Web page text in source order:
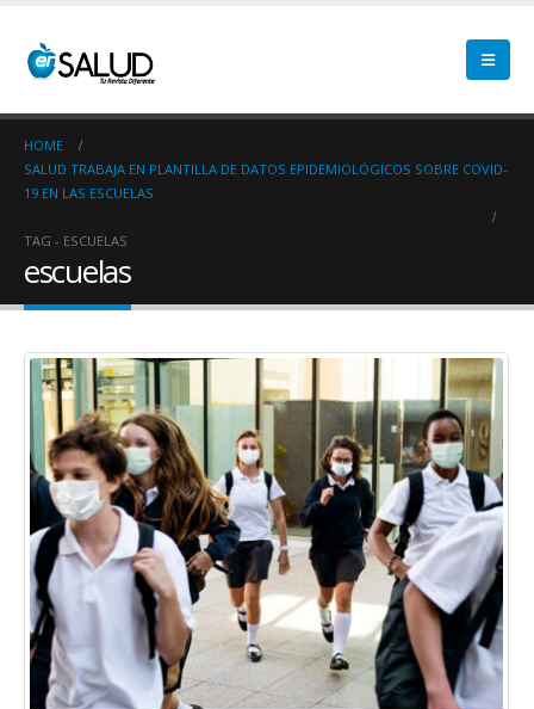
HOME
SALUD TRABAJA EN PLANTILLA DE DATOS EPIDEMIOLÓGICOS SOBRE COVID-
19 EN LAS ESCUELAS
TAG - ESCUELAS
escuelas